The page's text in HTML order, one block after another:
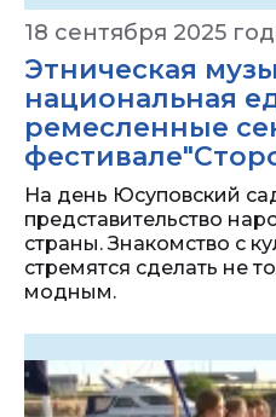
18 сентября 2025
Этническая
национальная
ремесленные
На день Юсуповский
представительство
страны. Знакомство с
стремятся сделать не
модным.